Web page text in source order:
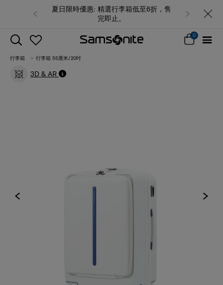
夏日限時優惠: 精選行李箱低至6折，售
完即止。
0
行李箱 行李箱 55厘米/20吋
3D & AR